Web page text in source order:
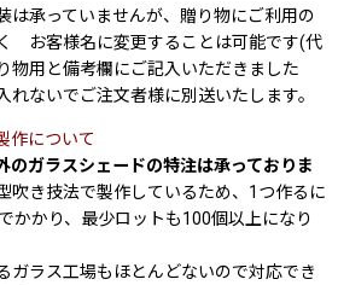
は承っていませんが、贈り物にご利用の
お客様名に変更することは可能です(代
用と備考欄にご記入いただきました
ないでご注文者様に別送いたします。
作について
のガラスシェードの特注は承っておりま
吹き技法で製作しているため、1つ作るに
かかり、最少ロットも100個以上になり
ガラス工場もほとんどないので対応でき